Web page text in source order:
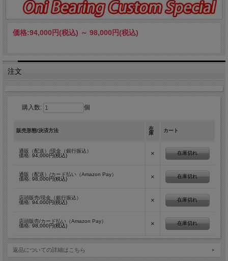
価格:94,000円(税込) ～ 98,000円(税込)
注文
購入数: 個
販売形態/決済方法
在
庫
カート
通販（配送）/現金（銀行振込）
価格: 94,000円(税込) × 在庫切れ
通販（配送）/カード払い（Amazon Pay）
価格: 98,000円(税込) × 在庫切れ
店頭販売/現金（銀行振込）
価格: 94,000円(税込) × 在庫切れ
店頭販売/カード払い（Amazon Pay）
価格: 98,000円(税込) × 在庫切れ
返品についての詳細はこちら